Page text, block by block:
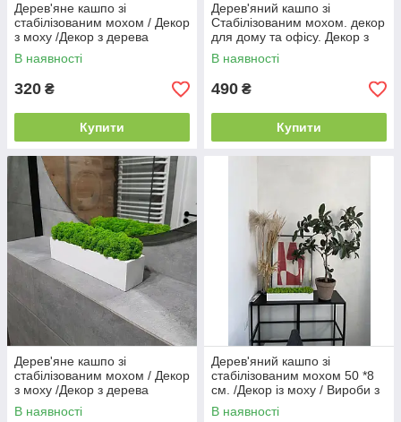
Дерев'яне кашпо зі
стабілізованим мохом / Декор
з моху /Декор з дерева
В наявності
320 ₴
Купити
Дерев'яний кашпо зі
Стабілізованим мохом. декор
для дому та офісу. Декор з
дерева.
В наявності
490 ₴
Купити
Дерев'яне кашпо зі
стабілізованим мохом / Декор
з моху /Декор з дерева
В наявності
Дерев'яний кашпо зі
стабілізованим мохом 50 *8
см. /Декор із моху / Вироби з
дерева
В наявності